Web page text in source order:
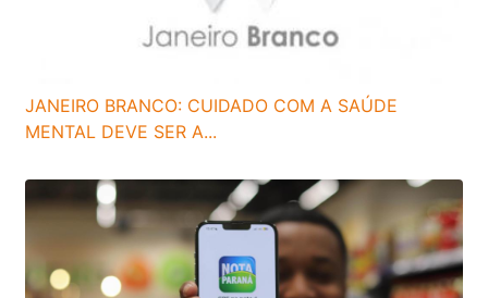
JANEIRO BRANCO: CUIDADO COM A SAÚDE
MENTAL DEVE SER A...